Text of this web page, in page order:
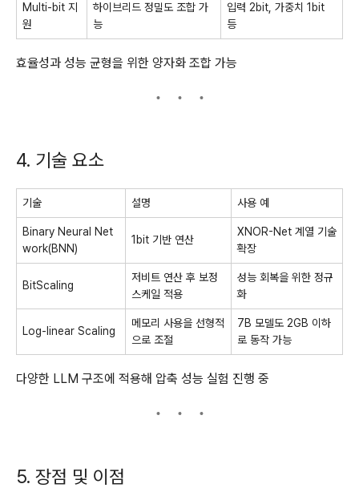
Multi-bit 지
원
하이브리드 정밀도 조합 가
능
입력 2bit, 가중치 1bit
등
효율성과 성능 균형을 위한 양자화 조합 가능
4. 기술 요소
기술 설명 사용 예
Binary Neural Net
work(BNN)
1bit 기반 연산
XNOR-Net 계열 기술
확장
BitScaling
저비트 연산 후 보정
스케일 적용
성능 회복을 위한 정규
화
Log-linear Scaling
메모리 사용을 선형적
으로 조절
7B 모델도 2GB 이하
로 동작 가능
다양한 LLM 구조에 적용해 압축 성능 실험 진행 중
5. 장점 및 이점